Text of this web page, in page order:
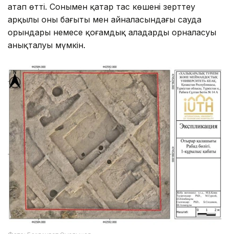
атап өтті. Сонымен қатар тас көшені зерттеу
арқылы оның бағыты мен айналасындағы сауда
орындары немесе қоғамдық алаңдардың орналасуы
анықталуы мүмкін.